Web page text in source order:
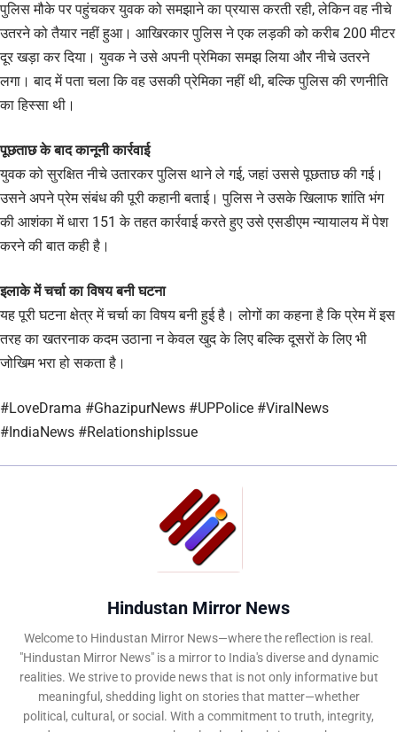
पुलिस मौके पर पहुंचकर युवक को समझाने का प्रयास करती रही, लेकिन वह नीचे
उतरने को तैयार नहीं हुआ। आखिरकार पुलिस ने एक लड़की को करीब 200 मीटर
दूर खड़ा कर दिया। युवक ने उसे अपनी प्रेमिका समझ लिया और नीचे उतरने
लगा। बाद में पता चला कि वह उसकी प्रेमिका नहीं थी, बल्कि पुलिस की रणनीति
का हिस्सा थी।
पूछताछ के बाद कानूनी कार्रवाई
युवक को सुरक्षित नीचे उतारकर पुलिस थाने ले गई, जहां उससे पूछताछ की गई।
उसने अपने प्रेम संबंध की पूरी कहानी बताई। पुलिस ने उसके खिलाफ शांति भंग
की आशंका में धारा 151 के तहत कार्रवाई करते हुए उसे एसडीएम न्यायालय में पेश
करने की बात कही है।
इलाके में चर्चा का विषय बनी घटना
यह पूरी घटना क्षेत्र में चर्चा का विषय बनी हुई है। लोगों का कहना है कि प्रेम में इस
तरह का खतरनाक कदम उठाना न केवल खुद के लिए बल्कि दूसरों के लिए भी
जोखिम भरा हो सकता है।
#LoveDrama #GhazipurNews #UPPolice #ViralNews
#IndiaNews #RelationshipIssue
Hindustan Mirror News
Welcome to Hindustan Mirror News—where the reflection is real.
"Hindustan Mirror News" is a mirror to India's diverse and dynamic
realities. We strive to provide news that is not only informative but
meaningful, shedding light on stories that matter—whether
political, cultural, or social. With a commitment to truth, integrity,